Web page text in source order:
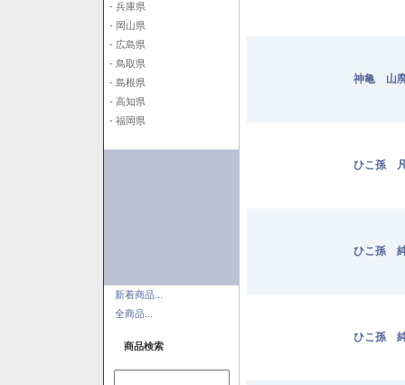
- 兵庫県
- 岡山県
- 広島県
- 鳥取県
- 島根県
- 高知県
- 福岡県
新着商品...
全商品...
商品検索
神亀 山
ひこ孫
ひこ孫
ひこ孫